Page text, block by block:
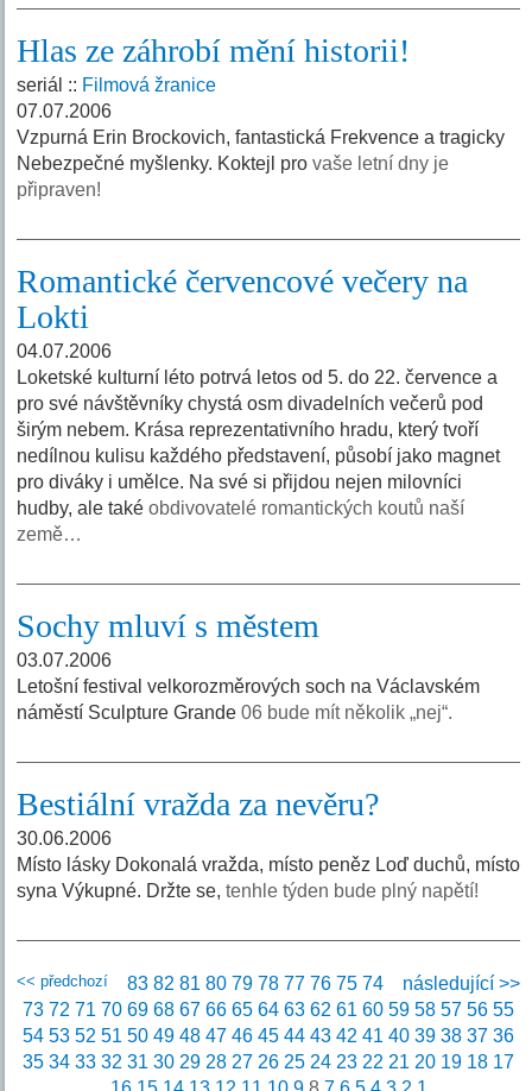
Hlas ze záhrobí mění historii!
seriál :: Filmová žranice
07.07.2006
Vzpurná Erin Brockovich, fantastická Frekvence a tragicky
Nebezpečné myšlenky. Koktejl provaše letní dny je
připraven!
Romantické červencové večery na
Lokti
04.07.2006
Loketské kulturní léto potrvá letos od 5. do 22. července a
pro své návštěvníky chystá osm divadelních večerů pod
širým nebem. Krása reprezentativního hradu, který tvoří
nedílnou kulisu každého představení, působí jako magnet
pro diváky i umělce. Na své si přijdou nejen milovníci
hudby, ale takéobdivovatelé romantických koutů naší
země…
Sochy mluví s městem
03.07.2006
Letošní festival velkorozměrových soch na Václavském
náměstí Sculpture Grande06 bude mít několik „nej“.
Bestiální vražda za nevěru?
30.06.2006
Místo lásky Dokonalá vražda, místo peněz Loď duchů, místo
syna Výkupné. Držte se,tenhle týden bude plný napětí!
<< předchozí následující >>
83 82 81 80 79 78 77 76 75 74
73 72 71 70 69 68 67 66 65 64 63 62 61 60 59 58 57 56 55
54 53 52 51 50 49 48 47 46 45 44 43 42 41 40 39 38 37 36
35 34 33 32 31 30 29 28 27 26 25 24 23 22 21 20 19 18 17